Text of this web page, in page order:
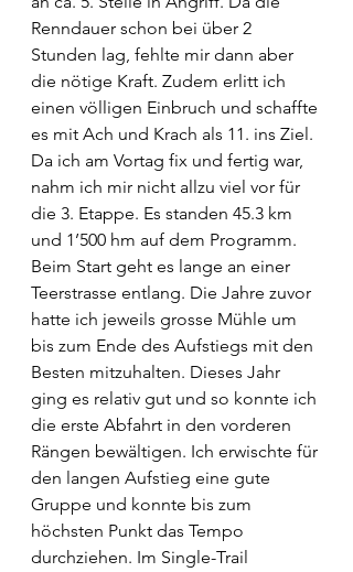
Renndauer schon bei über 2
Stunden lag, fehlte mir dann aber
die nötige Kraft. Zudem erlitt ich
einen völligen Einbruch und schaffte
es mit Ach und Krach als 11. ins Ziel.
Da ich am Vortag fix und fertig war,
nahm ich mir nicht allzu viel vor für
die 3. Etappe. Es standen 45.3 km
und 1’500 hm auf dem Programm.
Beim Start geht es lange an einer
Teerstrasse entlang. Die Jahre zuvor
hatte ich jeweils grosse Mühle um
bis zum Ende des Aufstiegs mit den
Besten mitzuhalten. Dieses Jahr
ging es relativ gut und so konnte ich
die erste Abfahrt in den vorderen
Rängen bewältigen. Ich erwischte für
den langen Aufstieg eine gute
Gruppe und konnte bis zum
höchsten Punkt das Tempo
durchziehen. Im Single-Trail